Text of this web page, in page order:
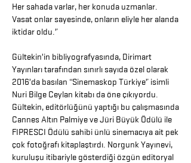
Her sahada varlar, her konuda uzmanlar.
Vasat onlar sayesinde, onların eliyle her alanda
iktidar oldu.”
Gültekin’in bibliyografyasında, Dirimart
Yayınları tarafından sınırlı sayıda özel olarak
2016’da basılan “Sinemaskop Türkiye” isimli
Nuri Bilge Ceylan kitabı da öne çıkıyordu.
Gültekin, editörlüğünü yaptığı bu çalışmasında
Cannes Altın Palmiye ve Jüri Büyük Ödülü ile
FIPRESCI Ödülü sahibi ünlü sinemacıya ait pek
çok fotoğrafı kitaplaştırdı. Norgunk Yayınevi,
kuruluşu itibariyle gösterdiği özgün editoryal